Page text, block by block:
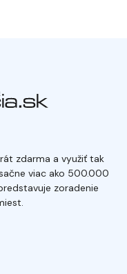
zdarma a využiť tak
viac ako 500.000
zoradenie